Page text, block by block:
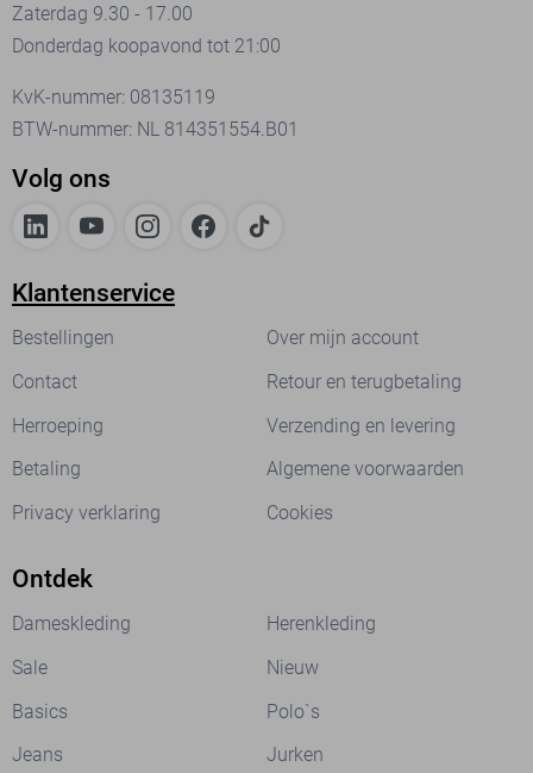
Zaterdag 9.30 - 17.00
Donderdag koopavond tot 21:00
KvK-nummer: 08135119
BTW-nummer: NL 814351554.B01
Volg ons
Klantenservice
Bestellingen
Over mijn account
Contact
Retour en terugbetaling
Herroeping
Verzending en levering
Betaling
Algemene voorwaarden
Privacy verklaring
Cookies
Ontdek
Dameskleding
Herenkleding
Sale
Nieuw
Basics
Polo`s
Jeans
Jurken